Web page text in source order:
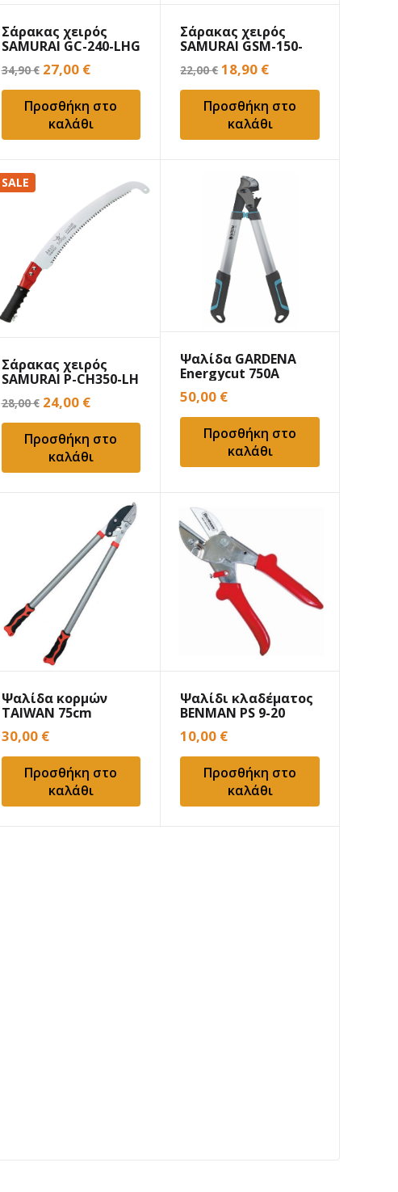
Σάρακας χειρός
SAMURAI GC-240-LHG
34,90€ Original
price
was:
34,90 €.
27,00 €Η
τρέχουσα
τιμή
είναι:
27,00 €.
Προσθήκη στο
καλάθι
Σάρακας χειρός
SAMURAI GSM-150-
MH 15cm
22,00€ Original
price
was:
22,00 €.
18,90 €Η
τρέχουσα
τιμή
είναι:
18,90 €.
Προσθήκη στο
καλάθι
SALE
Σάρακας χειρός
SAMURAI P-CH350-LH
28,00€ Original
price
was:
28,00 €.
24,00 €Η
τρέχουσα
τιμή
είναι:
24,00 €.
Προσθήκη στο
καλάθι
Ψαλίδα GARDENA
Energycut 750A
50,00 €
Προσθήκη στο
καλάθι
Ψαλίδα κορμών
TAIWAN 75cm
30,00 €
Προσθήκη στο
καλάθι
Ψαλίδι κλαδέματος
BENMAN PS 9-20
10,00 €
Προσθήκη στο
καλάθι